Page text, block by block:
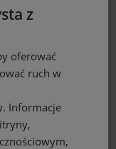
69,90 zł
DO KOSZYKA
z
oferować
ruch w
Informacje